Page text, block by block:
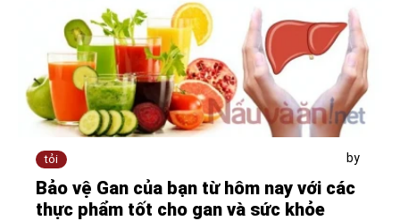
tỏi by
Bảo vệ Gan của bạn từ hôm nay với các
thực phẩm tốt cho gan và sức khỏe